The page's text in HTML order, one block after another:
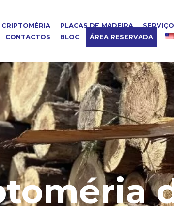
CRIPTOMÉRIA PLACAS DE MADEIRA
CONTACTOS BLOG ÁREA RESERVADA